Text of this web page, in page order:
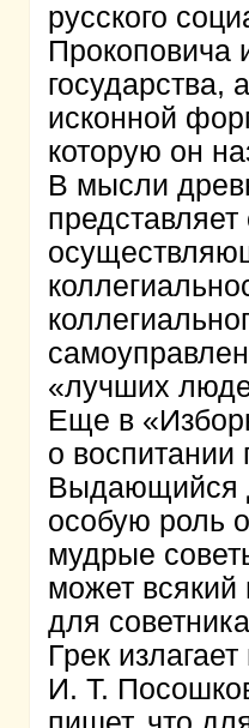
русского
Прокоповича
исконной
которую он
В мысли
«лучших
Еще в
о воспитании
Выдающийся
особую роль
мудрые
может
для
Грек
И. Т.